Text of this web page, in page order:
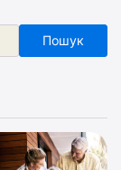
Пошук